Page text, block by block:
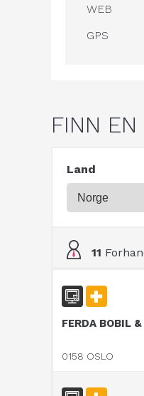
WEB
GPS
FINN
Land
11
FERDA BOBIL
0158 OSLO